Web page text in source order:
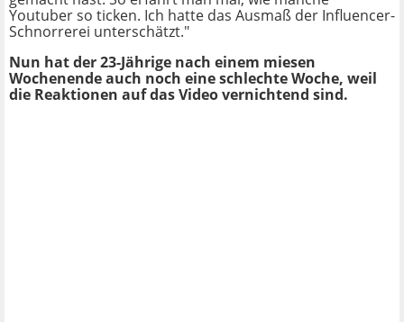
Youtuber so ticken. Ich hatte das Ausmaß der Influencer-
Schnorrerei unterschätzt. "
Nun hat der 23-Jährige nach einem miesen
Wochenende auch noch eine schlechte Woche, weil
die Reaktionen auf das Video vernichtend sind.